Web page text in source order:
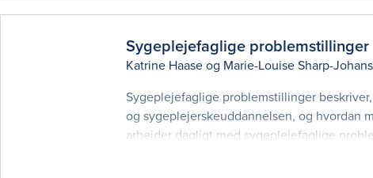
Sygeplejefaglige problemstillinger
Katrine Haase og Marie-Louise Sharp-
Sygeplejefaglige problemstillinger
og sygeplejerskeuddannelsen, og hvordan
arbejder dagligt med sygeplejefaglige